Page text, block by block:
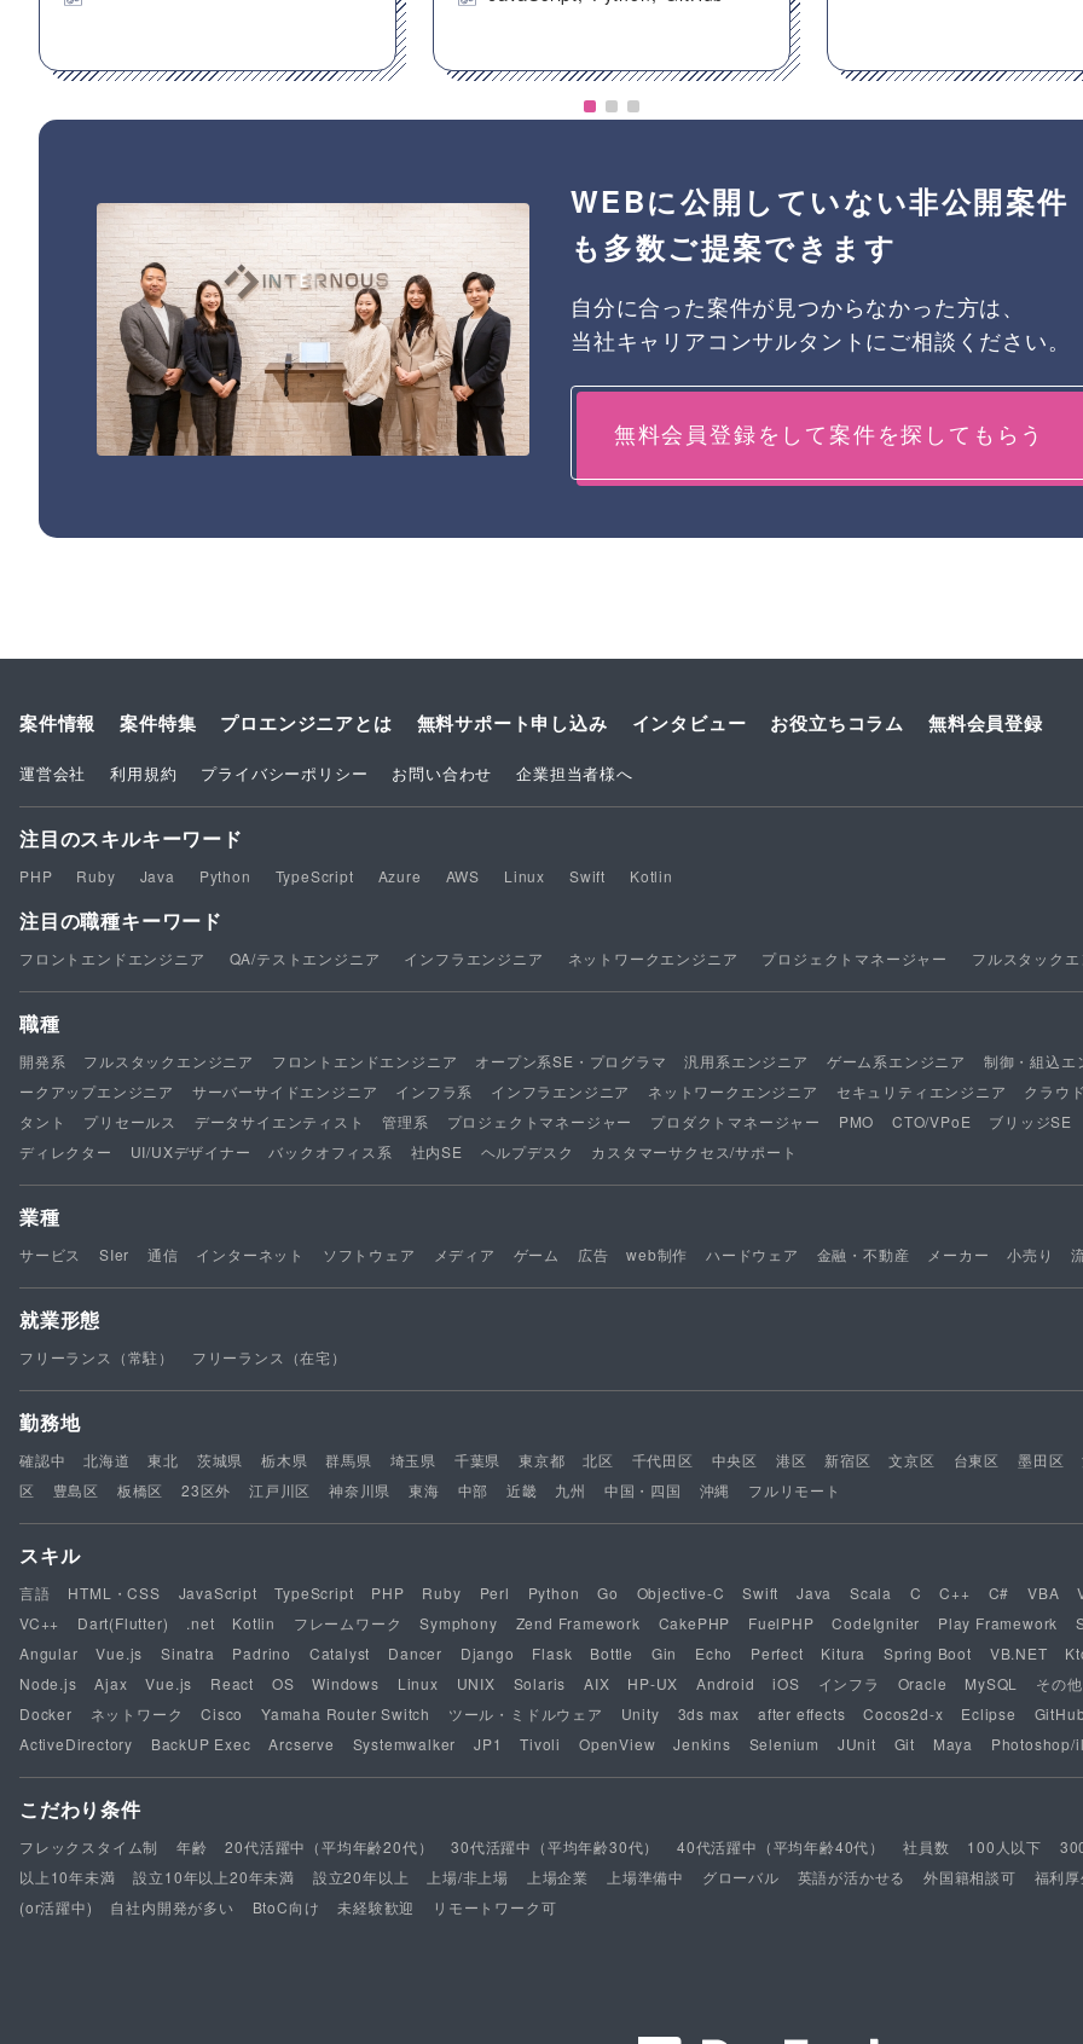
WEBに公開していない非公開案件
も多数ご提案できます
自分に合った案件が見つからなかった方は、
当社キャリアコンサルタントにご相談ください。
無料会員登録をして案件を探してもらう
案件情報 案件特集 プロエンジニアとは 無料サポート申し込み インタビュー お役立ちコラム 無料会員登録
運営会社 利用規約 プライバシーポリシー お問い合わせ 企業担当者様へ
注目のスキルキーワード
PHP Ruby Java Python TypeScript Azure AWS Linux Swift Kotlin
注目の職種キーワード
フロントエンドエンジニア QA/テストエンジニア インフラエンジニア ネットワークエンジニア プロジェクトマネージャー フルスタック
職種
開発系 フルスタックエンジニア フロントエンドエンジニア オープン系SE・プログラマ 汎用系エンジニア ゲーム系エンジニア
制御・組込エ
ークアップエンジニア
サーバーサイドエンジニア インフラ系 インフラエンジニア ネットワークエンジニア セキュリティエンジニア
クラウ
タント
プリセールス データサイエンティスト 管理系 プロジェクトマネージャー プロダクトマネージャー PMO CTO/VPoE
ブリッジSE
ディレクター
UI/UXデザイナー バックオフィス系 社内SE ヘルプデスク カスタマーサクセス/サポート
業種
サービス SIer 通信 インターネット ソフトウェア メディア ゲーム 広告 web制作 ハードウェア 金融・不動産 メーカー 小売り
就業形態
フリーランス（常駐） フリーランス（在宅）
勤務地
確認中 北海道 東北 茨城県 栃木県 群馬県 埼玉県 千葉県 東京都 北区 千代田区 中央区 港区 新宿区 文京区 台東区 墨田区
区
豊島区 板橋区 23区外 江戸川区 神奈川県 東海 中部 近畿 九州 中国・四国 沖縄 フルリモート
スキル
言語 HTML・CSS JavaScript TypeScript PHP Ruby Perl Python Go Objective-C Swift Java Scala C C++ C# VBA
VC++
Dart(Flutter) .net Kotlin フレームワーク Symphony Zend Framework CakePHP FuelPHP CodeIgniter Play Framework
Angular
Vue.js Sinatra Padrino Catalyst Dancer Django Flask Bottle Gin Echo Perfect Kitura Spring Boot VB.NET
Node.js
Ajax Vue.js React OS Windows Linux UNIX Solaris AIX HP-UX Android iOS インフラ Oracle MySQL
その他
Docker
ネットワーク Cisco Yamaha Router Switch ツール・ミドルウェア Unity 3ds max after effects Cocos2d-x Eclipse
ActiveDirectory
BackUP Exec Arcserve Systemwalker JP1 Tivoli OpenView Jenkins Selenium JUnit Git Maya Photoshop/
こだわり条件
フレックスタイム制 年齢 20代活躍中（平均年齢20代） 30代活躍中（平均年齢30代） 40代活躍中（平均年齢40代） 社員数 100人以下
以上10年未満
設立10年以上20年未満 設立20年以上 上場/非上場 上場企業 上場準備中 グローバル 英語が活かせる 外国籍相談可
福利
(or活躍中)
自社内開発が多い BtoC向け 未経験歓迎 リモートワーク可